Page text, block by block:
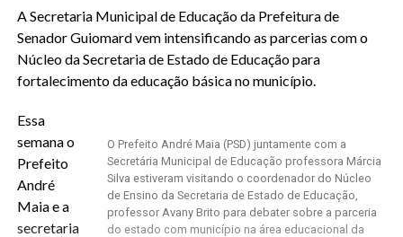
A Secretaria Municipal de Educação da Prefeitura de
Senador Guiomard vem intensificando as parcerias com o
Núcleo da Secretaria de Estado de Educação para
fortalecimento da educação básica no município.
O Prefeito André Maia (PSD) juntamente com a
Secretária Municipal de Educação professora Márcia
Silva estiveram visitando o coordenador do Núcleo
de Ensino da Secretaria de Estado de Educação,
professor Avany Brito para debater sobre a parceria
do estado com município na área educacional da
Essa
semana o
Prefeito
André
Maia e a
secretaria